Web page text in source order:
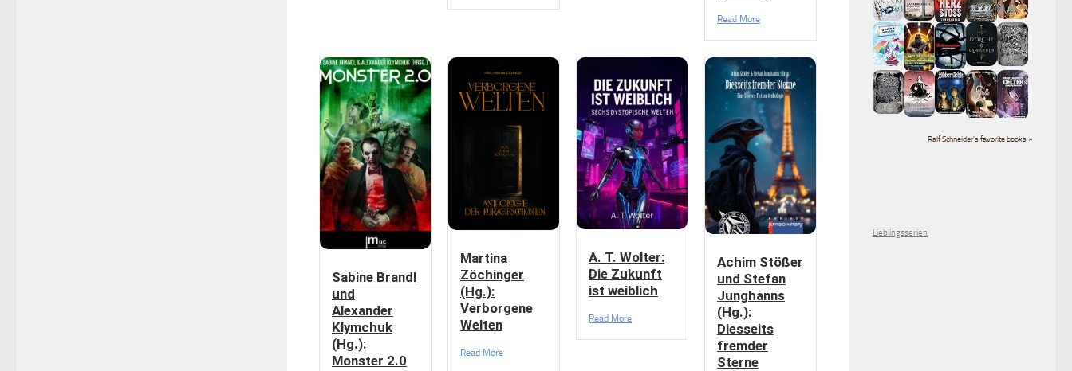
Read More
Sabine Brandl
und
Alexander
Klymchuk
(Hg.):
Monster 2.0
Martina
Zöchinger
(Hg.):
Verborgene
Welten
Read More
A. T. Wolter:
Die Zukunft
ist weiblich
Read More
Achim Stößer
und Stefan
Junghanns
(Hg.):
Diesseits
fremder
Sterne
Ralf Schneider's favorite books »
Lieblingsserien